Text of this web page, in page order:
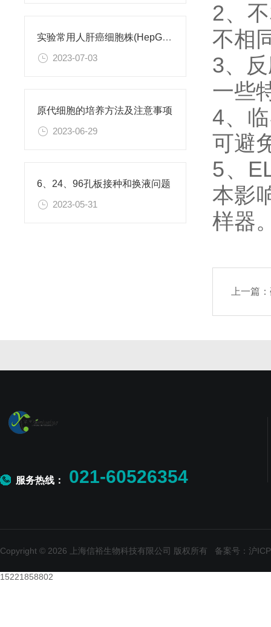
实验常用人肝癌细胞株(HepG2/Hep3B,HuH-7,MHCC97H,PLC/PRF/5)怎么选？
2023-07-03
原代细胞的培养方法及注意事项
2023-06-29
6、24、96孔板接种和换液问题
2023-05-31
2、
不相
3、
一些
4、
可避
5、
本影
样器
上一篇：
服务热线： 021-60526354
Copyright © 2026 上海信裕生物科技有限公司 版权所有 备案号：沪
15221858802